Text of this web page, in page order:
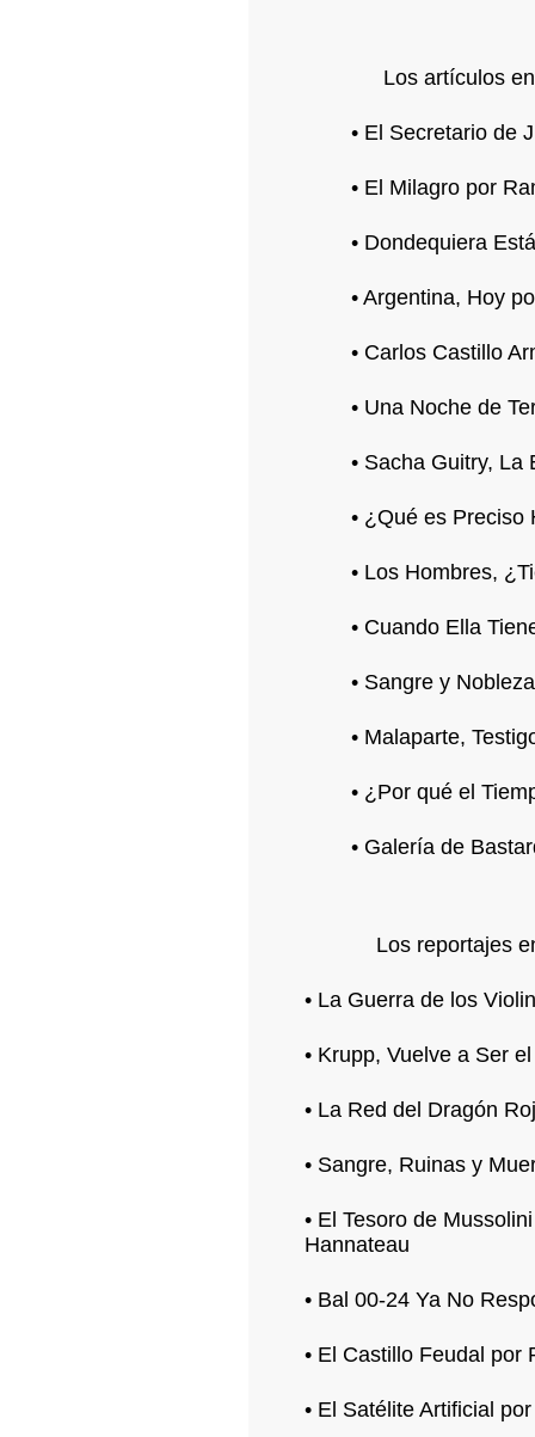
Los artículos
• El Secretario de
• El Milagro por
• Dondequiera
• Argentina, Hoy
• Carlos Castillo
• Una Noche de
• Sacha Guitry, La
• ¿Qué es Preciso
• Los Hombres,
• Cuando Ella
• Sangre y
• Malaparte,
• ¿Por qué el
• Galería de
Los reportajes
• La Guerra de los
• Krupp, Vuelve a Ser
• La Red del Dragón
• Sangre, Ruinas y
• El Tesoro de
Hannateau
• Bal 00-24 Ya No
• El Castillo Feudal por
• El Satélite Artificial